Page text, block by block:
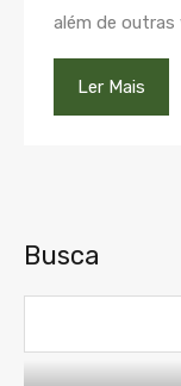
além de
Ler Mais
Busca